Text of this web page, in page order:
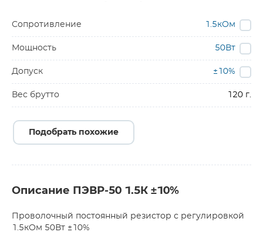
Сопротивление 1.5кОм
Мощность 50Вт
Допуск ±10%
Вес брутто 120 г.
Подобрать похожие
Описание ПЭВР-50 1.5К ±10%
Проволочный постоянный резистор с регулировкой
1.5кОм 50Вт ±10%